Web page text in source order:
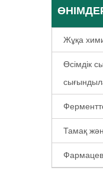
Жұқа
Өсімдік
Тамақ